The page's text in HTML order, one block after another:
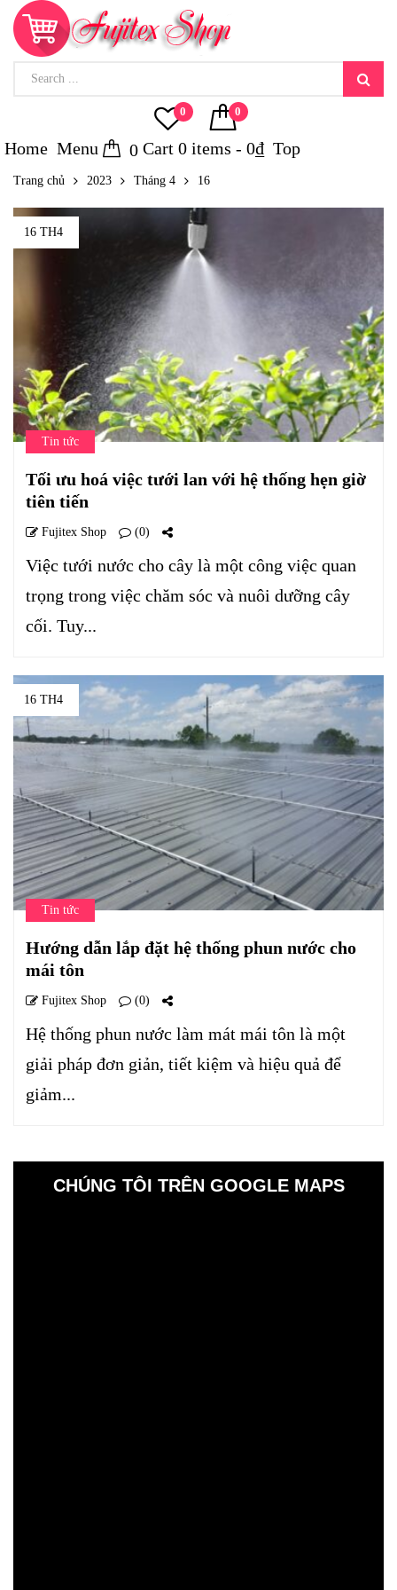
0 0
Home Menu 0 Cart 0 items - 0₫ Top
Trang chủ 2023 Tháng 4 16
16 TH4
Tin tức
Tối ưu hoá việc tưới lan với hệ thống hẹn giờ
tiên tiến
Fujitex Shop (0)
Việc tưới nước cho cây là một công việc quan
trọng trong việc chăm sóc và nuôi dưỡng cây
cối. Tuy...
16 TH4
Tin tức
Hướng dẫn lắp đặt hệ thống phun nước cho
mái tôn
Fujitex Shop (0)
Hệ thống phun nước làm mát mái tôn là một
giải pháp đơn giản, tiết kiệm và hiệu quả để
giảm...
CHÚNG TÔI TRÊN GOOGLE MAPS